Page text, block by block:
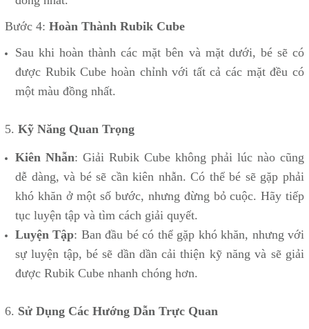
Bước 4: Hoàn Thành Rubik Cube
Sau khi hoàn thành các mặt bên và mặt dưới, bé sẽ có
được Rubik Cube hoàn chỉnh với tất cả các mặt đều có
một màu đồng nhất.
5. Kỹ Năng Quan Trọng
Kiên Nhẫn: Giải Rubik Cube không phải lúc nào cũng
dễ dàng, và bé sẽ cần kiên nhẫn. Có thể bé sẽ gặp phải
khó khăn ở một số bước, nhưng đừng bỏ cuộc. Hãy tiếp
tục luyện tập và tìm cách giải quyết.
Luyện Tập: Ban đầu bé có thể gặp khó khăn, nhưng với
sự luyện tập, bé sẽ dần dần cải thiện kỹ năng và sẽ giải
được Rubik Cube nhanh chóng hơn.
6. Sử Dụng Các Hướng Dẫn Trực Quan